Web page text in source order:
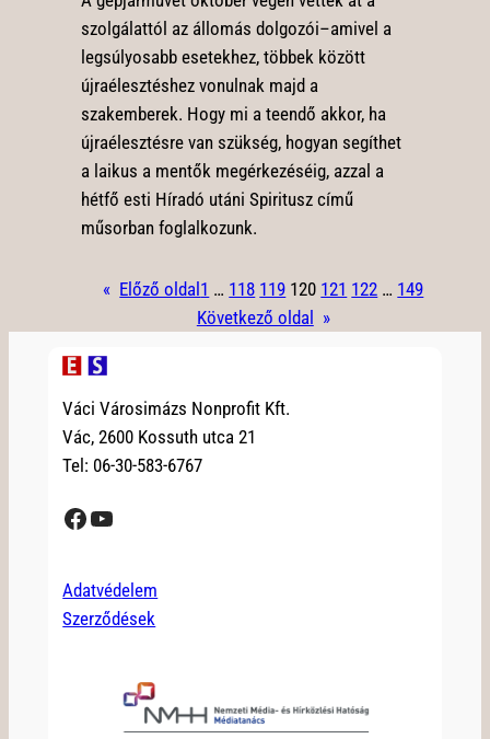
szolgálattól az állomás dolgozói–amivel a
legsúlyosabb esetekhez, többek között
újraélesztéshez vonulnak majd a
szakemberek. Hogy mi a teendő akkor, ha
újraélesztésre van szükség, hogyan segíthet
a laikus a mentők megérkezéséig, azzal a
hétfő esti Híradó utáni Spiritusz című
műsorban foglalkozunk.
« Előző oldal 1 … 118 119 120 121 122 … 149
Következő oldal
»
Váci Városimázs Nonprofit Kft.
Vác, 2600 Kossuth utca 21
Tel: 06-30-583-6767
Facebook YouTube
Adatvédelem
Szerződések